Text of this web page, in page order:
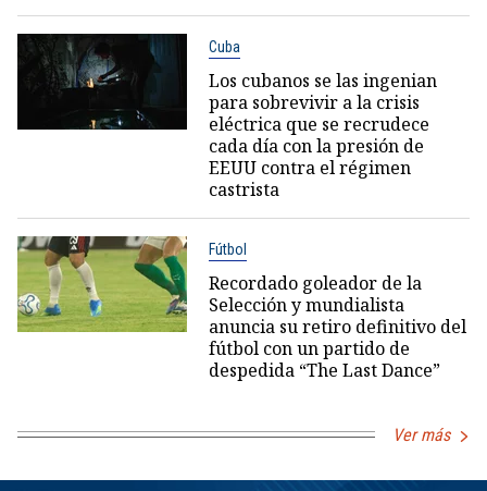
Cuba
Los cubanos se las ingenian
para sobrevivir a la crisis
eléctrica que se recrudece
cada día con la presión de
EEUU contra el régimen
castrista
Fútbol
Recordado goleador de la
Selección y mundialista
anuncia su retiro definitivo del
fútbol con un partido de
despedida “The Last Dance”
Ver más